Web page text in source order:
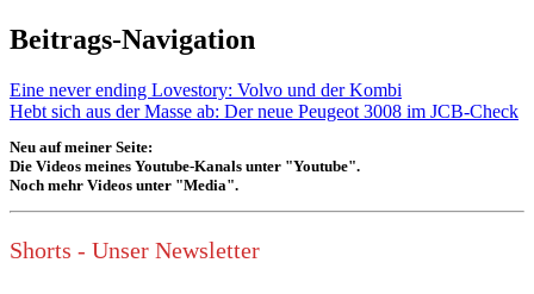
Beitrags-Navigation
Eine never ending Lovestory: Volvo und der Kombi
Hebt sich aus der Masse ab: Der neue Peugeot 3008 im JCB-Check
Neu auf meiner Seite:
Die Videos meines Youtube-Kanals unter "Youtube".
Noch mehr Videos unter "Media".
Shorts - Unser Newsletter